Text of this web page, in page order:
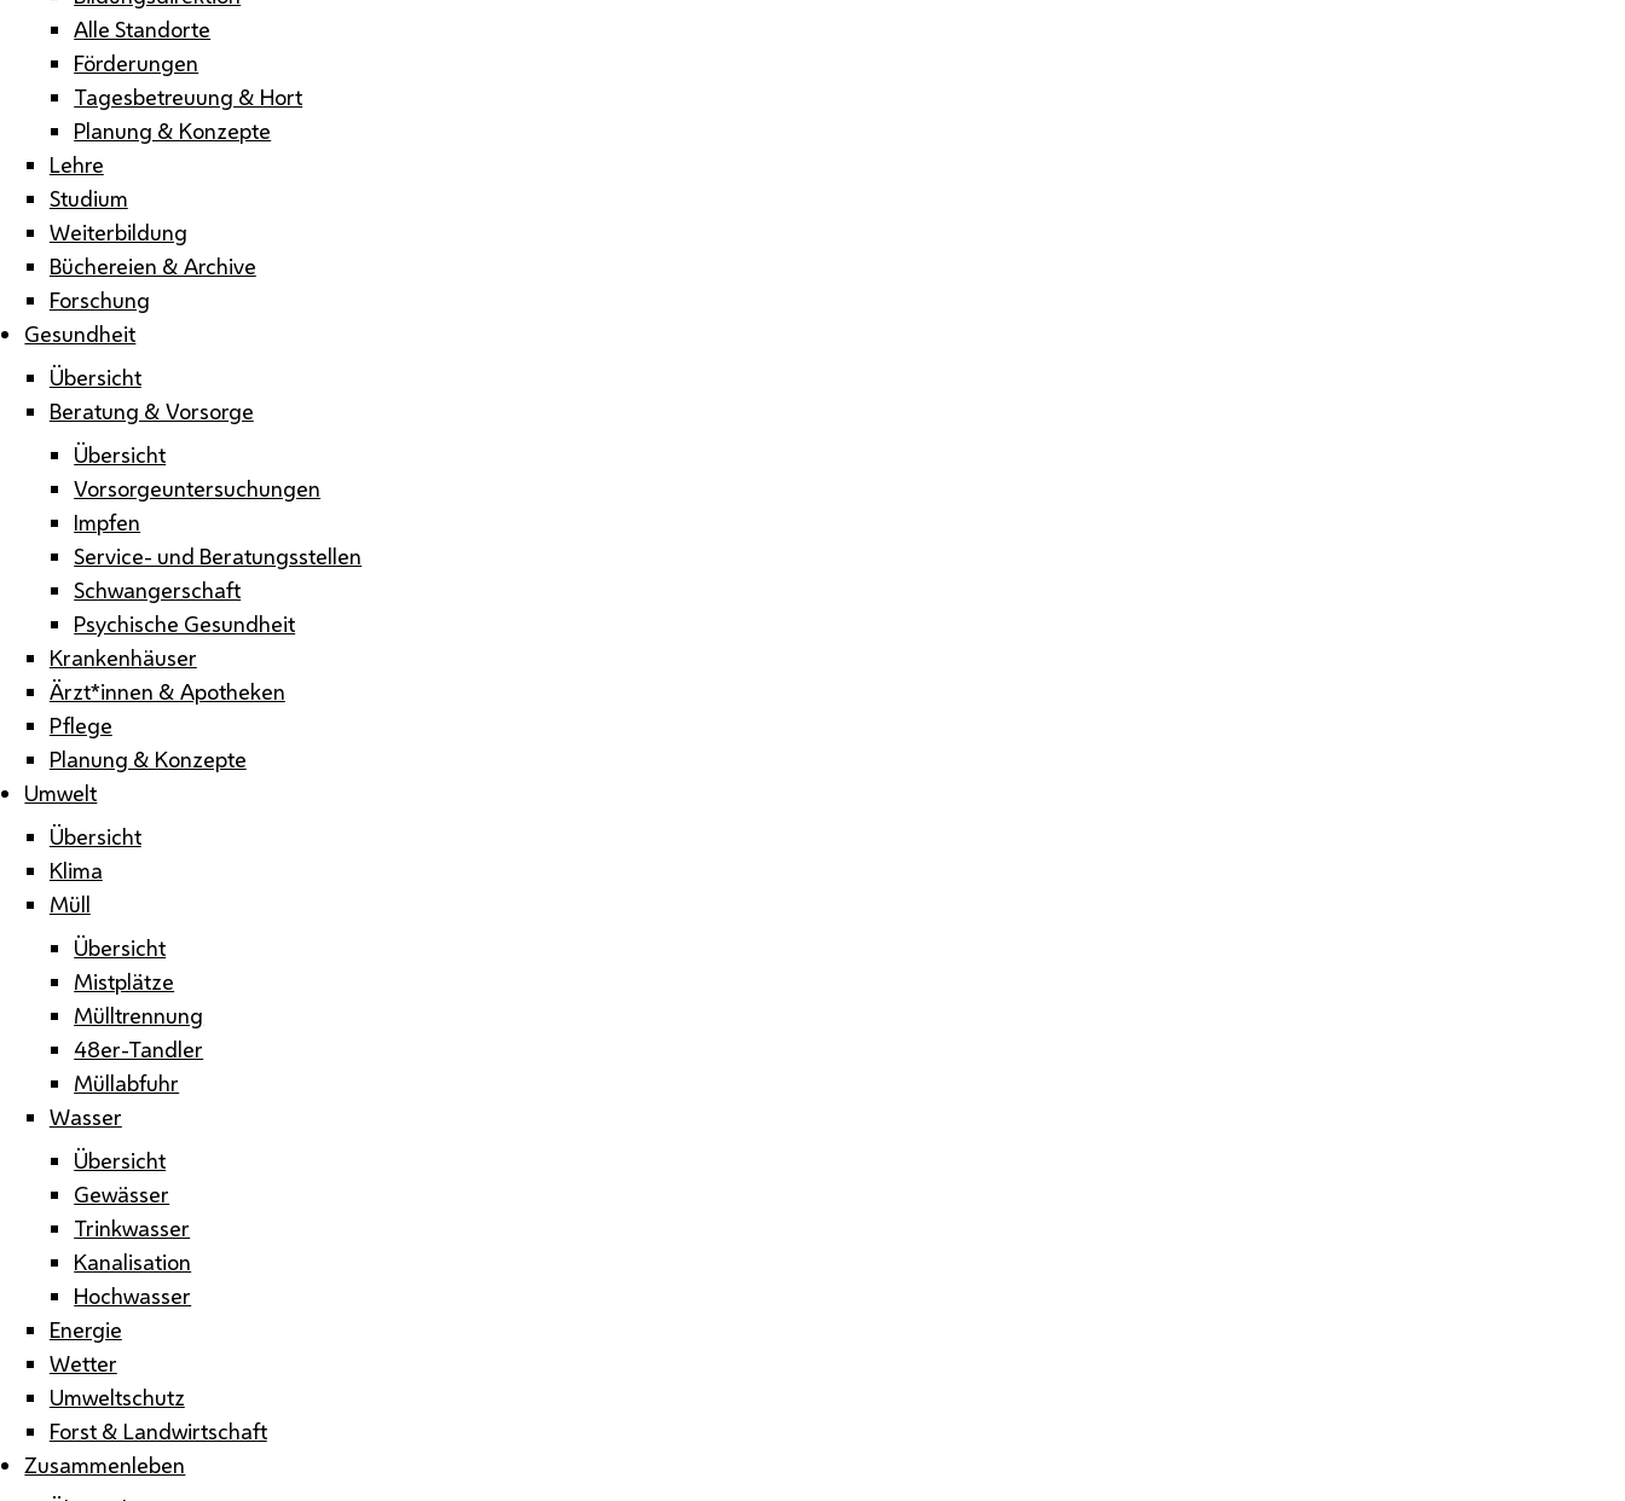
Alle Standorte
Förderungen
Tagesbetreuung & Hort
Planung & Konzepte
Lehre
Studium
Weiterbildung
Büchereien & Archive
Forschung
Gesundheit
Übersicht
Beratung & Vorsorge
Übersicht
Vorsorgeuntersuchungen
Impfen
Service- und Beratungsstellen
Schwangerschaft
Psychische Gesundheit
Krankenhäuser
Ärzt*innen & Apotheken
Pflege
Planung & Konzepte
Umwelt
Übersicht
Klima
Müll
Übersicht
Mistplätze
Mülltrennung
48er-Tandler
Müllabfuhr
Wasser
Übersicht
Gewässer
Trinkwasser
Kanalisation
Hochwasser
Energie
Wetter
Umweltschutz
Forst & Landwirtschaft
Zusammenleben